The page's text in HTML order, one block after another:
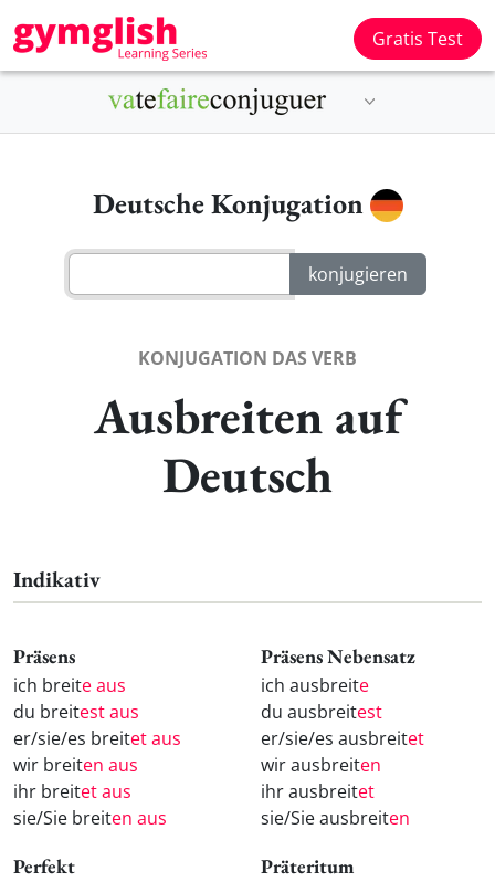
Gratis Test
Deutsche Konjugation
KONJUGATION DAS VERB
Ausbreiten auf
Deutsch
Indikativ
Präsens
ich breite aus
du breitest aus
er/sie/es breitet aus
wir breiten aus
ihr breitet aus
sie/Sie breiten aus
Präsens Nebensatz
ich ausbreite
du ausbreitest
er/sie/es ausbreitet
wir ausbreiten
ihr ausbreitet
sie/Sie ausbreiten
Perfekt Präteritum